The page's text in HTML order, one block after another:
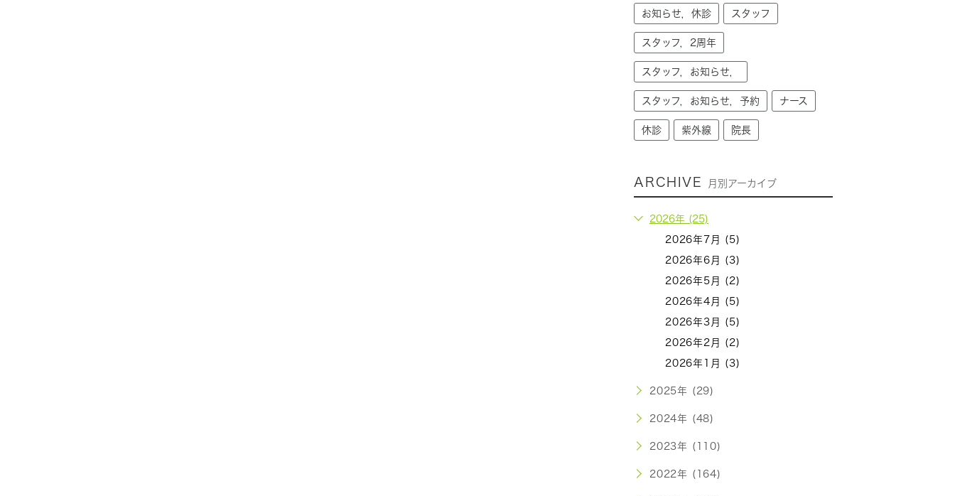
お知らせ，休診 スタッフ
スタッフ，2周年
スタッフ，お知らせ，
スタッフ，お知らせ，予約 ナース
休診 紫外線 院長
ARCHIVE 月別アーカイブ
2026年 (25)
2026年7月 (5)
2026年6月 (3)
2026年5月 (2)
2026年4月 (5)
2026年3月 (5)
2026年2月 (2)
2026年1月 (3)
2025年 (29)
2024年 (48)
2023年 (110)
2022年 (164)